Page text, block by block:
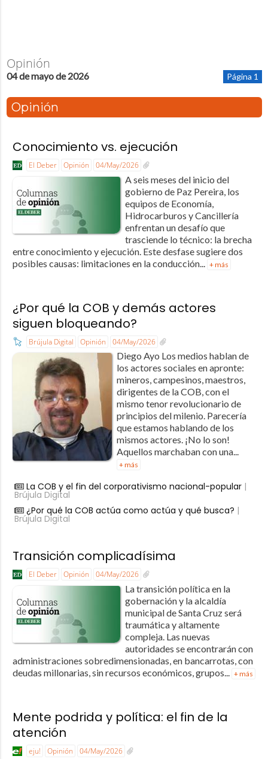
Opinión
04 de mayo de 2026 Página 1
Opinión
Conocimiento vs. ejecución
El Deber Opinión 04/May/2026
A seis meses del inicio del
gobierno de Paz Pereira, los
equipos de Economía,
Hidrocarburos y Cancillería
enfrentan un desafío que
trasciende lo técnico: la brecha
entre conocimiento y ejecución. Este desfase sugiere dos
posibles causas: limitaciones en la conducción...
+ más
¿Por qué la COB y demás actores
siguen bloqueando?
Brújula Digital Opinión 04/May/2026
Diego Ayo ​Los medios hablan de
los actores sociales en apronte:
mineros, campesinos, maestros,
dirigentes de la COB, con el
mismo tenor revolucionario de
principios del milenio. Parecería
que estamos hablando de los
mismos actores. ¡No lo son!
Aquellos marchaban con una...
+ más
La COB y el fin del corporativismo nacional-popular|
Brújula Digital
¿Por qué la COB actúa como actúa y qué busca? |
Brújula Digital
Transición complicadísima
El Deber Opinión 04/May/2026
La transición política en la
gobernación y la alcaldía
municipal de Santa Cruz será
traumática y altamente
compleja. Las nuevas
autoridades se encontrarán con
administraciones sobredimensionadas, en bancarrotas, con
deudas millonarias, sin recursos económicos, grupos... + más
Mente podrida y política: el fin de la
atención
eju! Opinión 04/May/2026